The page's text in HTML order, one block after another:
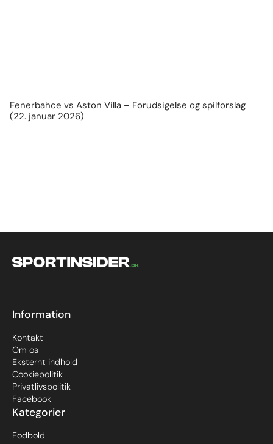
Fenerbahce vs Aston Villa – Forudsigelse og spilforslag
(22. januar 2026)
Kategorier
Fodbold
Information
Kontakt
Om os
Eksternt indhold
Cookiepolitik
Privatlivspolitik
Facebook